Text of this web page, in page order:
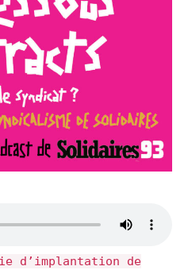
d’implantation de